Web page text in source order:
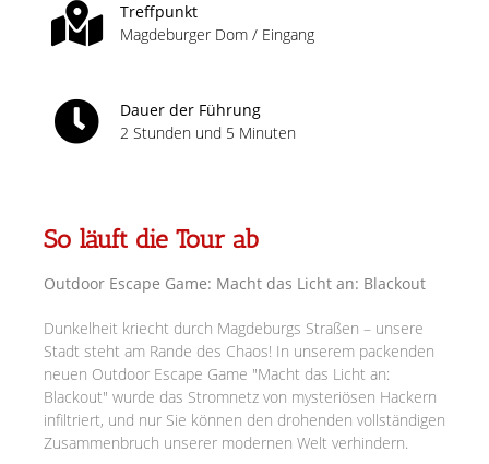
Treffpunkt
Magdeburger Dom / Eingang
Dauer der Führung
2 Stunden und 5 Minuten
So läuft die Tour ab
Outdoor Escape Game: Macht das Licht an: Blackout
Dunkelheit kriecht durch Magdeburgs Straßen – unsere
Stadt steht am Rande des Chaos! In unserem packenden
neuen Outdoor Escape Game "Macht das Licht an:
Blackout" wurde das Stromnetz von mysteriösen Hackern
infiltriert, und nur Sie können den drohenden vollständigen
Zusammenbruch unserer modernen Welt verhindern.